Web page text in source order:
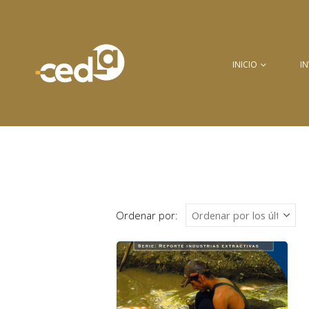
INICIO
Ordenar por: